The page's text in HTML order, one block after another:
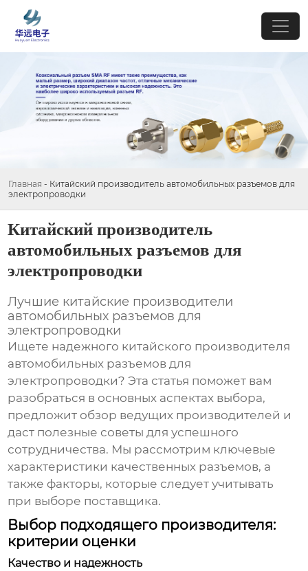
Главная - Китайский производитель автомобильных разъемов для
электропроводки
Китайский производитель
автомобильных разъемов для
электропроводки
Лучшие китайские производители
автомобильных разъемов для
электропроводки
Ищете надежного китайского производителя
автомобильных разъемов для
электропроводки? Эта статья поможет вам
разобраться в основных аспектах выбора,
предложит обзор ведущих производителей и
даст полезные советы для успешного
сотрудничества. Мы рассмотрим ключевые
характеристики качественных разъемов, а
также факторы, которые следует учитывать
при выборе поставщика.
Выбор подходящего производителя:
критерии оценки
Качество и надежность